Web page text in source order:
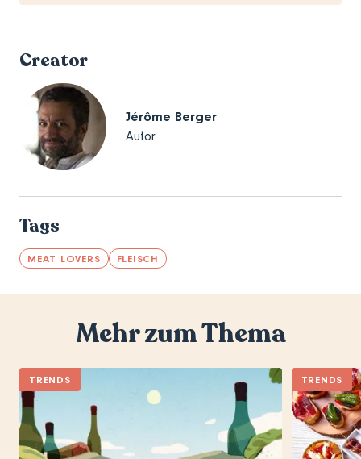
Creator
Jérôme Berger
Autor
Tags
MEAT LOVERS FLEISCH
Mehr zum Thema
TRENDS TRENDS